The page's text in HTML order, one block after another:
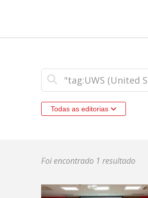
Todas as editorias
Foi encontrado 1 resultado